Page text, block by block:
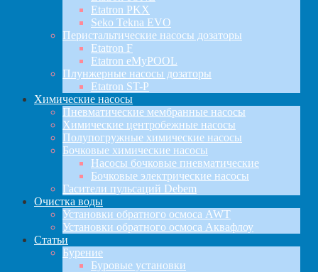
Etatron PKX
Seko Tekna EVO
Перистальтические насосы дозаторы
Etatron F
Etatron eMyPOOL
Плунжерные насосы дозаторы
Etatron ST-P
Химические насосы
Пневматические мембранные насосы
Химические центробежные насосы
Полупогружные химические насосы
Бочковые химические насосы
Насосы бочковые пневматические
Бочковые электрические насосы
Гасители пульсаций Debem
Очистка воды
Установки обратного осмоса AWT
Установки обратного осмоса Аквафлоу
Статьи
Бурение
Буровые установки